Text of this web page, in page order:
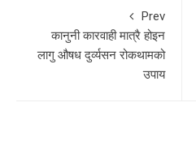
Prev
कानुनी कारवाही मात्रै होइन
लागु औषध दुर्व्यसन रोकथामको
उपाय